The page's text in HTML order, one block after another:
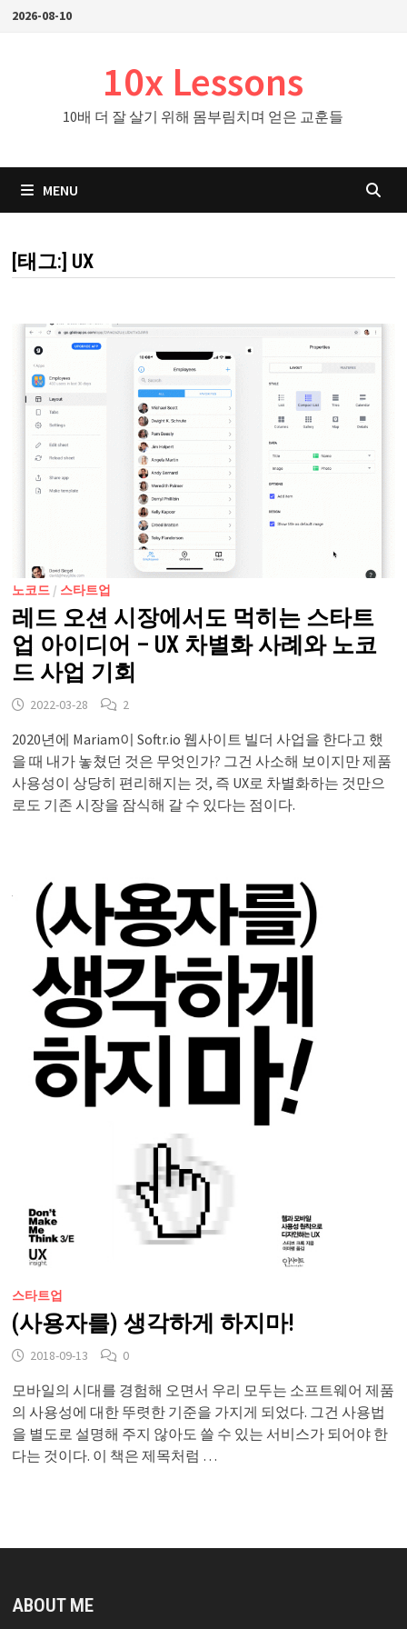
Skip2026-08-10
10x Lessons
10배 더 잘 살기 위해 몸부림치며 얻은 교훈들
MENU
[태그:] UX
노코드 / 스타트업
레드 오션 시장에서도 먹히는 스타트
업 아이디어 – UX 차별화 사례와 노코
드 사업 기회
2022-03-28 2
2020년에 Mariam이 Softr.io 웹사이트 빌더 사업을 한다고 했
을 때 내가 놓쳤던 것은 무엇인가? 그건 사소해 보이지만 제품
사용성이 상당히 편리해지는 것, 즉 UX로 차별화하는 것만으
로도 기존 시장을 잠식해 갈 수 있다는 점이다.
스타트업
(사용자를) 생각하게 하지마!
2018-09-13 0
모바일의 시대를 경험해 오면서 우리 모두는 소프트웨어 제품
의 사용성에 대한 뚜렷한 기준을 가지게 되었다. 그건 사용법
을 별도로 설명해 주지 않아도 쓸 수 있는 서비스가 되어야 한
다는 것이다. 이 책은 제목처럼 …
ABOUT ME